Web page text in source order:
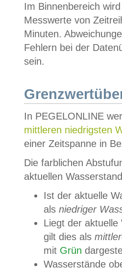
Im Binnenbereich
Messwerte von
Minuten.
Fehlern bei der
sein.
In PEGELONLINE
mittleren niedrigsten
einer Zeitspanne in
Die farblichen
aktuellen
Ist der aktuelle
als niedriger
Liegt der
gilt dies als
mit Grün
Wasserstände